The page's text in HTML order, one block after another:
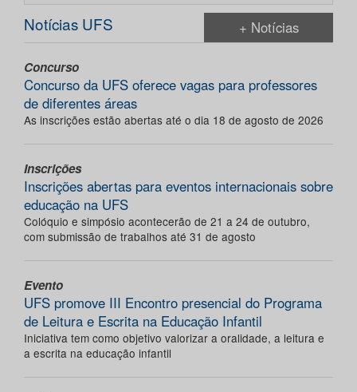
Notícias UFS + Notícias
Concurso
Concurso da UFS oferece vagas para professores
de diferentes áreas
As inscrições estão abertas até o dia 18 de agosto de 2026
Inscrições
Inscrições abertas para eventos internacionais sobre
educação na UFS
Colóquio e simpósio acontecerão de 21 a 24 de outubro,
com submissão de trabalhos até 31 de agosto
Evento
UFS promove III Encontro presencial do Programa
de Leitura e Escrita na Educação Infantil
Iniciativa tem como objetivo valorizar a oralidade, a leitura e
a escrita na educação infantil